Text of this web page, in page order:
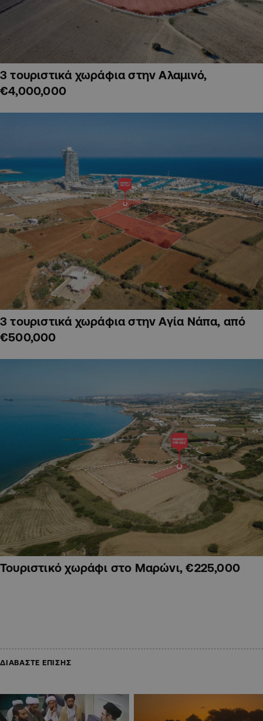
3 τουριστικά χωράφια στην Αλαμινό,
€4,000,000
3 τουριστικά χωράφια στην Αγία Νάπα, από
€500,000
Τουριστικό χωράφι στο Μαρώνι, €225,000
ΔΙΑΒΑΣΤΕ ΕΠΙΣΗΣ